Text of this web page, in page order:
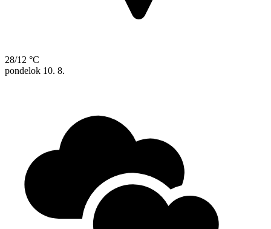
28/12 °C
pondelok 10. 8.